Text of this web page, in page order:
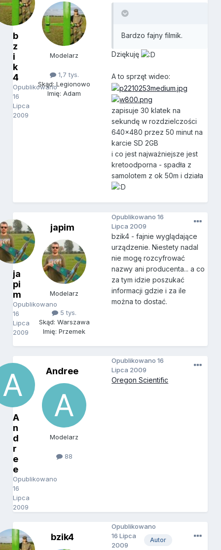
b
z
i
k
4
Opublikowano
16
Lipca
2009
Modelarz
1,7 tys.
Skąd: Legionowo
Imię: Adam
Bardzo fajny filmik.
Dziękuję
A to sprzęt wideo:
zapisuje 30 klatek na
sekundę w rozdzielczości
640x480 przez 50 minut na
karcie SD 2GB
i co jest najważniejsze jest
kretoodporna - spadła z
samolotem z ok 50m i działa
ja
pi
m
Opublikowano
16
Lipca
2009
japim
Modelarz
5 tys.
Skąd: Warszawa
Imię: Przemek
Opublikowano16
Lipca 2009
bzik4 - fajnie wyglądające
urządzenie. Niestety nadal
nie mogę rozcyfrować
nazwy ani producenta... a co
za tym idzie poszukać
informacji gdzie i za ile
można to dostać.
A
n
d
r
e
e
Opublikowano
16
Lipca
2009
Andree
Modelarz
88
Opublikowano16
Lipca 2009
Oregon Scientific
bzik4 Autor
Opublikowano
16 Lipca
2009